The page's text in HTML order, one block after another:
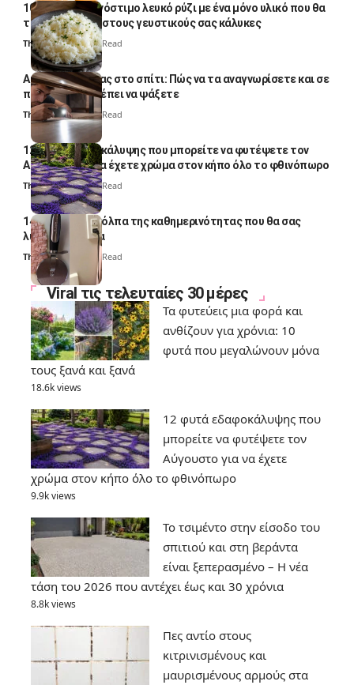
10 φορές ποιο νόστιμο λευκό ρύζι με ένα μόνο υλικό που θα
το απογειώσει στους γευστικούς σας κάλυκες
Thali Ombre4 Min Read
Αυγά κατσαρίδας στο σπίτι: Πώς να τα αναγνωρίσετε και σε
ποια σημεία πρέπει να ψάξετε
Thali Ombre4 Min Read
12 φυτά εδαφοκάλυψης που μπορείτε να φυτέψετε τον
Αύγουστο για να έχετε χρώμα στον κήπο όλο το φθινόπωρο
Thali Ombre7 Min Read
14 πανέξυπνα κόλπα της καθημερινότητας που θα σας
λύσουν τα χέρια
Thali Ombre 6 Min Read
Viral τις τελευταίες 30 μέρες
Τα φυτεύεις μια φορά και
ανθίζουν για χρόνια: 10
φυτά που μεγαλώνουν μόνα
τους ξανά και ξανά
18.6k views
12 φυτά εδαφοκάλυψης που
μπορείτε να φυτέψετε τον
Αύγουστο για να έχετε
χρώμα στον κήπο όλο το φθινόπωρο
9.9k views
Το τσιμέντο στην είσοδο του
σπιτιού και στη βεράντα
είναι ξεπερασμένο – Η νέα
τάση του 2026 που αντέχει έως και 30 χρόνια
8.8k views
Πες αντίο στους
κιτρινισμένους και
μαυρισμένους αρμούς στα